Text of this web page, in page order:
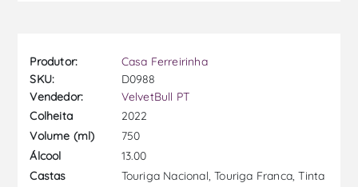
Produtor:
Casa Ferreirinha
SKU:
D0988
Vendedor:
VelvetBull PT
Colheita
2022
Volume (ml)
750
Álcool
13.00
Castas
Touriga Nacional, Touriga Franca, Tinta